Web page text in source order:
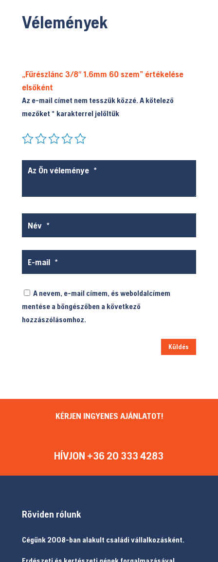
Vélemények
„Fűrészlánc 3/8″ 1.6mm 60 szem” értékelése
elsőként
Az e-mail címet nem tesszük közzé. A kötelező
mezőket * karakterrel jelöltük
A nevem, e-mail címem, és weboldalcímem
mentése a böngészőben a következő
hozzászólásomhoz.
Küldés
KÉRJEN INGYENES AJÁNLATOT!
HÍVJON +36 20 333 4283
Röviden rólunk
Cégünk 2008-ban alakult családi vállalkozásként.